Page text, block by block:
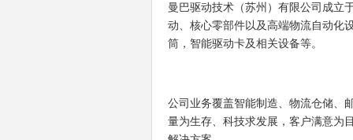
曼巴驱动技术（苏州）有限公司成立
动、核心零部件以及高端物流自动化
筒，智能驱动卡及相关设备等。
公司业务覆盖智能制造、物流仓储、
量为生存、科技求发展，客户满意为